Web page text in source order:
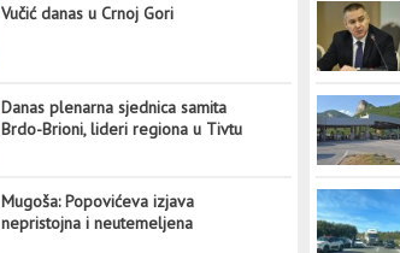
Vučić danas u Crnoj Gori
Danas plenarna sjednica samita
Brdo-Brioni, lideri regiona u Tivtu
Mugoša: Popovićeva izjava
nepristojna i neutemeljena